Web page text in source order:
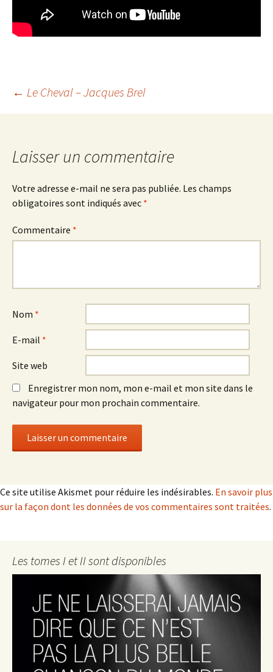
Navigation
articles
← Le Cheval – Jacques Brel
Laisser un commentaire
Votre adresse e-mail ne sera pas publiée. Les champs
obligatoires sont indiqués avec *
Commentaire *
Nom *
E-mail *
Site web
Enregistrer mon nom, mon e-mail et mon site dans le
navigateur pour mon prochain commentaire.
Ce site utilise Akismet pour réduire les indésirables. En savoir plus
sur la façon dont les données de vos commentaires sont traitées.
Les tomes I et II sont disponibles